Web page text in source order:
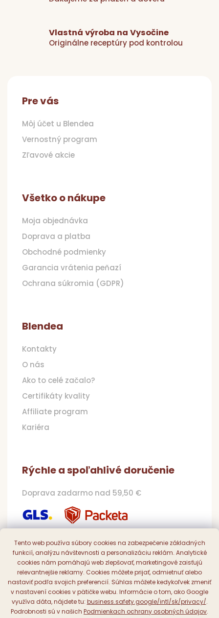
Tento web používa súbory cookies na zabezpečenie základných
funkcií, analýzu návštevnosti a personalizáciu reklám. Analytické
cookies nám pomáhajú web zlepšovať, marketingové zaisťujú
relevantnejšie reklamy. Cookies môžete prijať, odmietnuť alebo
nastaviť podľa svojich preferencií. Súhlas môžete kedykoľvek zmeniť
v nastavení cookies v pätičke webu. Informácie o tom, ako Google
využíva dáta, nájdete tu: business.safety.google/intl/sk/privacy/.
Podrobnosti sú v našich Podmienkach ochrany osobných údajov.
u
Vlastná výroba na Vysočine
Originálne receptúry pod kontrolou
Pre vás
Môj účet u Blendea
Vernostný program
Zľavové akcie
Všetko o nákupe
Moja objednávka
Doprava a platba
Obchodné podmienky
Garancia vrátenia peňazí
Ochrana súkromia (GDPR)
Blendea
Kontakty
O nás
Ako to celé začalo?
Certifikáty kvality
Affiliate program
Kariéra
Rýchle a spoľahlivé doručenie
Doprava zadarmo nad 59,50 €
Pohodlná a bezpečná platba
Online, prevodom či dobierkou